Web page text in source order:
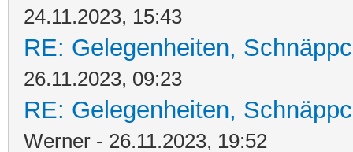
24.11.2023, 15:43
RE: Gelegenheiten,
26.11.2023, 09:23
RE: Gelegenheiten,
Werner - 26.11.2023, 19:52